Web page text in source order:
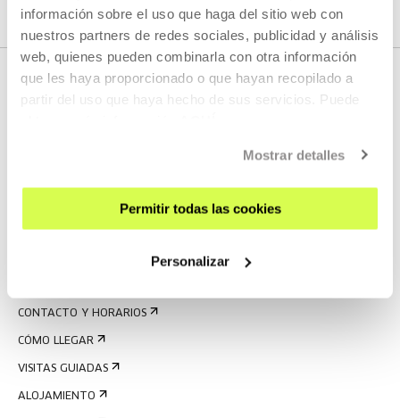
información sobre el uso que haga del sitio web con
nuestros partners de redes sociales, publicidad y análisis
web, quienes pueden combinarla con otra información
que les haya proporcionado o que hayan recopilado a
partir del uso que haya hecho de sus servicios. Puede
Mostrar detalles
Permitir todas las cookies
Personalizar
REGÍSTRATE AL BOLETÍN
CONTACTO Y HORARIOS
CÓMO LLEGAR
VISITAS GUIADAS
ALOJAMIENTO